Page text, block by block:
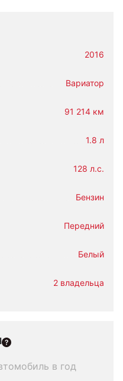
2016
Вариатор
91 214 км
1.8 л
128 л.с.
Бензин
Передний
Белый
2 владельца
в год